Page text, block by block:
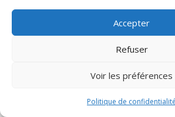
Accepter
Refuser
Voir les préférences
Politique de confidentialité
Politique de
Contact